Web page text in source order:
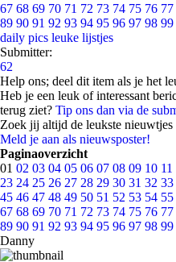
67 68 69 70 71 72 73 74 75 76 77
89 90 91 92 93 94 95 96 97 98 99
daily pics leuke lijstjes
Submitter:
62
Help ons; deel dit item als je het
Heb je een leuk of interessant
terug ziet? Tip ons dan via de
Zoek jij altijd de leukste
Meld je aan als nieuwsposter!
Paginaoverzicht
01 02 03 04 05 06 07 08 09 10 11
23 24 25 26 27 28 29 30 31 32 33
45 46 47 48 49 50 51 52 53 54 55
67 68 69 70 71 72 73 74 75 76 77
89 90 91 92 93 94 95 96 97 98 99
Danny